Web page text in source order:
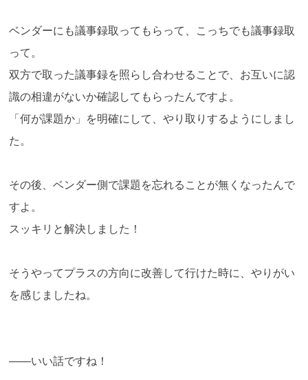
ベンダーにも議事録取ってもらって、こっちでも議事録取
って。
双方で取った議事録を照らし合わせることで、お互いに認
識の相違がないか確認してもらったんですよ。
「何が課題か」を明確にして、やり取りするようにしまし
た。
その後、ベンダー側で課題を忘れることが無くなったんで
すよ。
スッキリと解決しました！
そうやってプラスの方向に改善して行けた時に、やりがい
を感じましたね。
――いい話ですね！